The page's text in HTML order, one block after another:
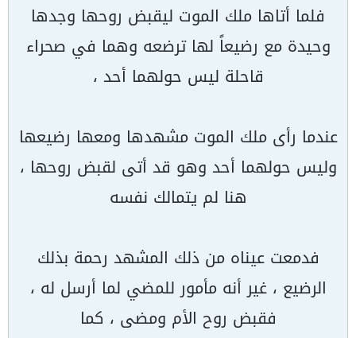
فلما أتاها ملك الموت ليقبض روحها وجدها
وحيدة مع رضيعاً لها ترضعه وهما في صحراء
قاحلة ليس حولهما أحد ،
عندما رأى ملك الموت مشهدها ومعها رضيعها
وليس حولهما أحد وهو قد أتى لقبض روحها ،
هنا لم يتمالك نفسه
فدمعت عيناه من ذلك المشهد رحمة بذلك
الرضيع ، غير أنه مأمور للمضي لما أرسل له ،
فقبض روح الأم ومضى ، كما